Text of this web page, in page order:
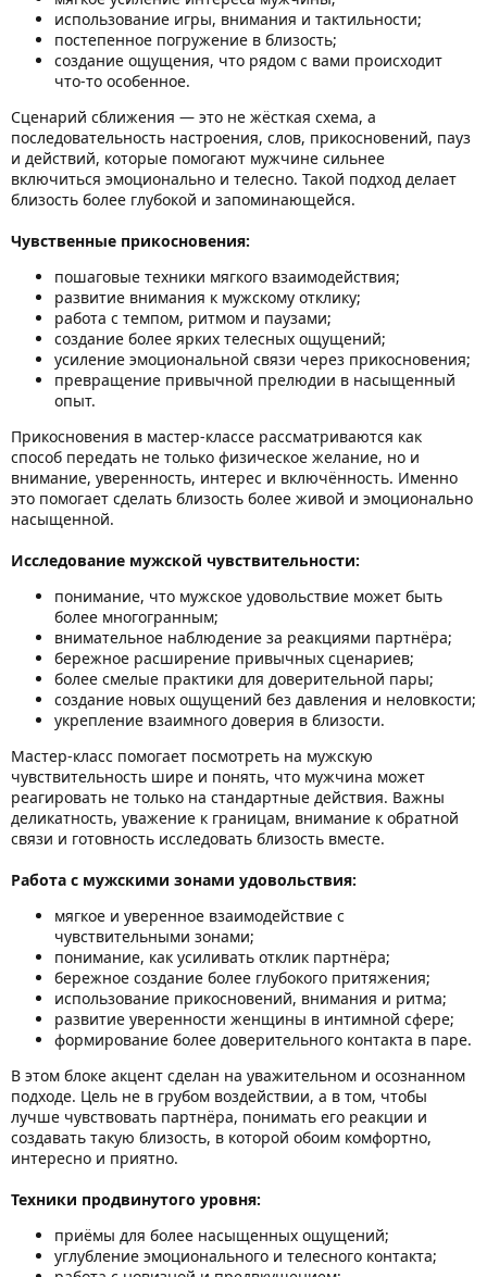
использование игры, внимания и тактильности;
постепенное погружение в близость;
создание ощущения, что рядом с вами происходит
что-то особенное.
Сценарий сближения — это не жёсткая схема, а
последовательность настроения, слов, прикосновений, пауз
и действий, которые помогают мужчине сильнее
включиться эмоционально и телесно. Такой подход делает
близость более глубокой и запоминающейся.
Чувственные прикосновения:
пошаговые техники мягкого взаимодействия;
развитие внимания к мужскому отклику;
работа с темпом, ритмом и паузами;
создание более ярких телесных ощущений;
усиление эмоциональной связи через прикосновения;
превращение привычной прелюдии в насыщенный
опыт.
Прикосновения в мастер-классе рассматриваются как
способ передать не только физическое желание, но и
внимание, уверенность, интерес и включённость. Именно
это помогает сделать близость более живой и эмоционально
насыщенной.
Исследование мужской чувствительности:
понимание, что мужское удовольствие может быть
более многогранным;
внимательное наблюдение за реакциями партнёра;
бережное расширение привычных сценариев;
более смелые практики для доверительной пары;
создание новых ощущений без давления и неловкости;
укрепление взаимного доверия в близости.
Мастер-класс помогает посмотреть на мужскую
чувствительность шире и понять, что мужчина может
реагировать не только на стандартные действия. Важны
деликатность, уважение к границам, внимание к обратной
связи и готовность исследовать близость вместе.
Работа с мужскими зонами удовольствия:
мягкое и уверенное взаимодействие с
чувствительными зонами;
понимание, как усиливать отклик партнёра;
бережное создание более глубокого притяжения;
использование прикосновений, внимания и ритма;
развитие уверенности женщины в интимной сфере;
формирование более доверительного контакта в паре.
В этом блоке акцент сделан на уважительном и осознанном
подходе. Цель не в грубом воздействии, а в том, чтобы
лучше чувствовать партнёра, понимать его реакции и
создавать такую близость, в которой обоим комфортно,
интересно и приятно.
Техники продвинутого уровня:
приёмы для более насыщенных ощущений;
углубление эмоционального и телесного контакта;